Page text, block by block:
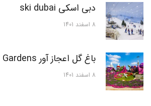
دبی اسکی ski dubai
8 اسفند 1401
باغ گل اعجاز آور Miracle Flower Gardens
8 اسفند 1401